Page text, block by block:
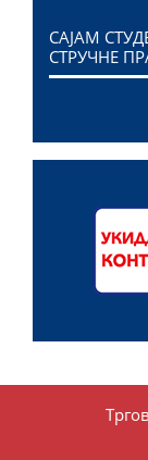
САЈАМ
СТРУЧНЕ